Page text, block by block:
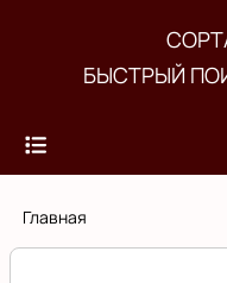
основномуБЫСТРЫЙ
Строка
Главная